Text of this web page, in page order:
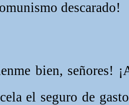
descarado!
bien, señores!
el seguro de